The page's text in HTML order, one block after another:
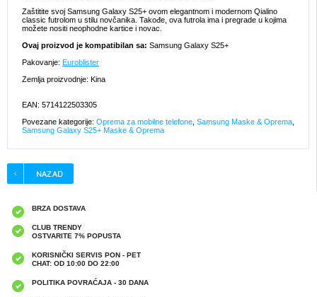
Zaštitite svoj Samsung Galaxy S25+ ovom elegantnom i modernom Qialino
classic futrolom u stilu novčanika. Takođe, ova futrola ima i pregrade u kojima
možete nositi neophodne kartice i novac.
Ovaj proizvod je kompatibilan sa: Samsung Galaxy S25+
Pakovanje: Euroblister
Zemlja proizvodnje: Kina
EAN: 5714122503305
Povezane kategorije: Oprema za mobilne telefone Samsung Maske & Oprema
Samsung Galaxy S25+ Maske & Oprema
BRZA DOSTAVA
CLUB TRENDY
OSTVARITE 7% POPUSTA
KORISNIČKI SERVIS PON - PET
CHAT: OD 10:00 DO 22:00
POLITIKA POVRAĆAJA - 30 DANA